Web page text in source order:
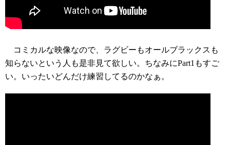
コミカルな映像なので、ラグビーもオールブラックスも
知らないという人も是非見て欲しい。ちなみにPart1もすご
い。いったいどんだけ練習してるのかなぁ。